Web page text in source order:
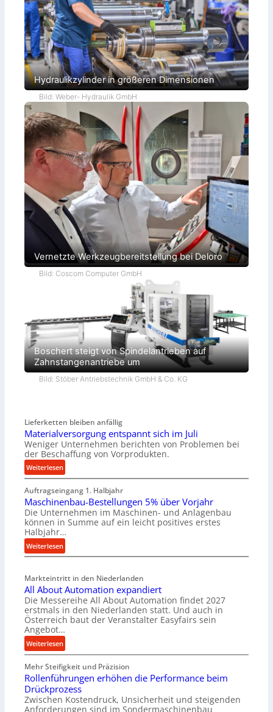
Hydraulikzylinder in größeren Dimensionen
Bild: Weber- Hydraulik GmbH
Vernetzte Werkzeugbereitstellung bei Deloro
Bild: Coscom Computer GmbH
Boschert steigt von Spindelantrieben auf
Zahnstangenantriebe um
Bild: Stöber Antriebstechnik GmbH & Co. KG
Lieferketten bleiben anfällig
Materialversorgung entspannt sich im Juli
Weniger Unternehmen berichten von Problemen bei
der Beschaffung von Vorprodukten.
Weiterlesen:
M
a
t
e
r
i
a
l
e
r
s
o
u
n
g
e
n
t
Auftragseingang 1. Halbjahr
Maschinenbau-Bestellungen 5% über Vorjahr
Die Unternehmen im Maschinen- und Anlagenbau
können in Summe auf ein leicht positives erstes
Halbjahr…
Weiterlesen:
M
s
c
h
i
n
e
n
a
u
-
B
Markteintritt in den Niederlanden
All About Automation expandiert
Die Messereihe All About Automation findet 2027
erstmals in den Niederlanden statt. Und auch in
Österreich baut der Veranstalter Easyfairs sein
Angebot…
Weiterlesen:
A
l
l
A
b
Mehr Steifigkeit und Präzision
Rollenführungen erhöhen die Performance beim
Drückprozess
Zwischen Kostendruck, Unsicherheit und steigenden
Anforderungen sind im Sondermaschinenbau